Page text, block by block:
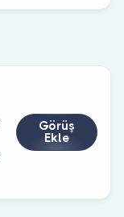
Görüş
Ekle